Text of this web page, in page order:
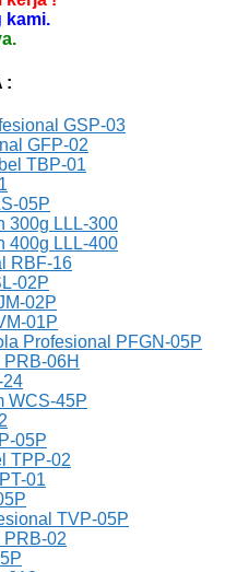
kami.
:
GSP-03
GFP-02
TBP-01
05P
300g LLL-300
400g LLL-400
RBF-16
02P
02P
01P
Profesional PFGN-05P
06H
24
WCS-45P
05P
TPP-02
01
TVP-05P
PRB-02